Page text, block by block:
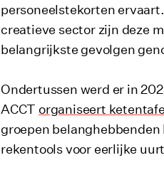
personeelstekorten
creatieve sector zijn deze
belangrijkste gevolgen
Ondertussen werd er in
ACCT organiseert
groepen
rekentools voor eerlijke